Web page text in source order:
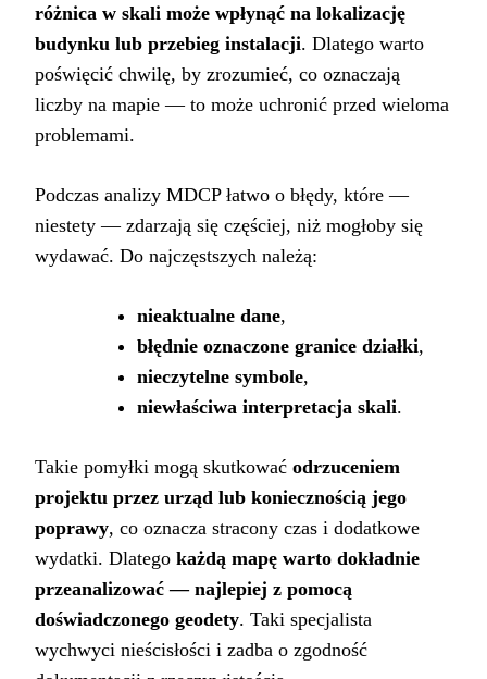
różnica w skali może wpłynąć na lokalizację
budynku lub przebieg instalacji. Dlatego warto
poświęcić chwilę, by zrozumieć, co oznaczają
liczby na mapie — to może uchronić przed wieloma
problemami.
Podczas analizy MDCP łatwo o błędy, które —
niestety — zdarzają się częściej, niż mogłoby się
wydawać. Do najczęstszych należą:
nieaktualne dane,
błędnie oznaczone granice działki,
nieczytelne symbole,
niewłaściwa interpretacja skali.
Takie pomyłki mogą skutkować odrzuceniem
projektu przez urząd lub koniecznością jego
poprawy, co oznacza stracony czas i dodatkowe
wydatki. Dlatego każdą mapę warto dokładnie
przeanalizować — najlepiej z pomocą
doświadczonego geodety. Taki specjalista
wychwyci nieścisłości i zadba o zgodność